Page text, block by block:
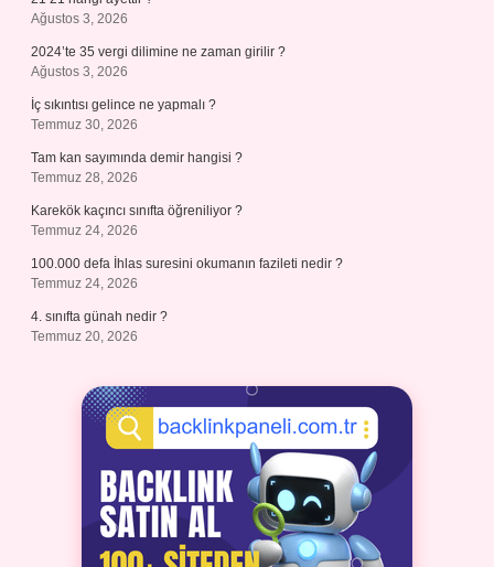
Ağustos 3, 2026
2024’te 35 vergi dilimine ne zaman girilir ?
Ağustos 3, 2026
İç sıkıntısı gelince ne yapmalı ?
Temmuz 30, 2026
Tam kan sayımında demir hangisi ?
Temmuz 28, 2026
Karekök kaçıncı sınıfta öğreniliyor ?
Temmuz 24, 2026
100.000 defa İhlas suresini okumanın fazileti nedir ?
Temmuz 24, 2026
4. sınıfta günah nedir ?
Temmuz 20, 2026